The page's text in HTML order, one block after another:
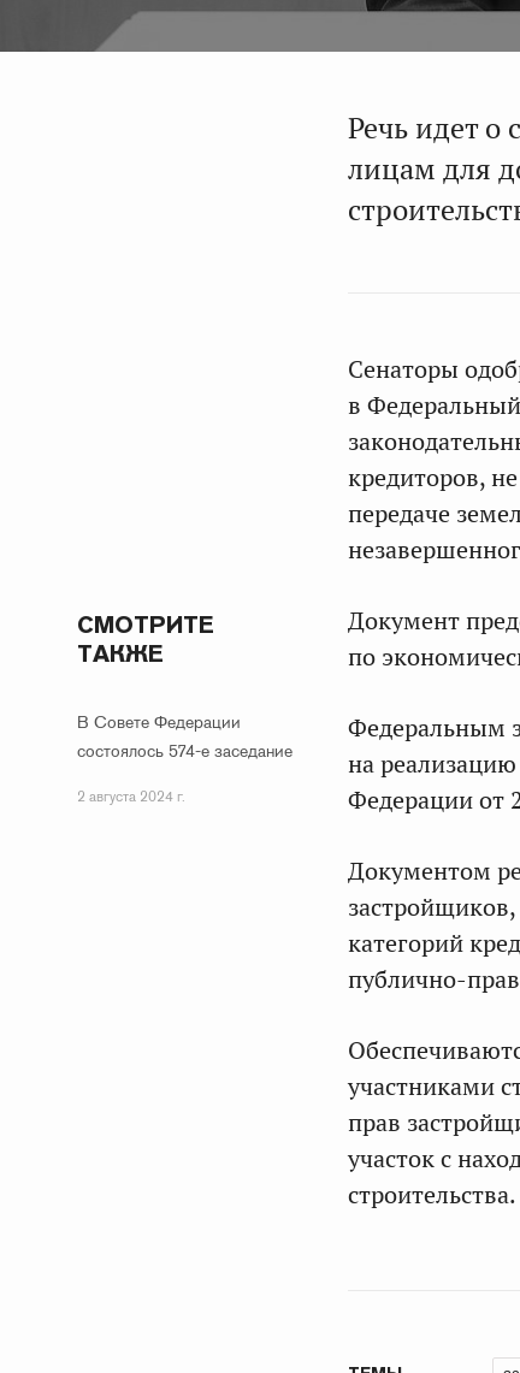
Речь идет о
лицам для
Сенаторы
в Федеральный
кредиторов,
передаче
СМОТРИТЕ
ТАКЖЕ
В Совете Федерации
состоялось 574-е заседание
2 августа 2024 г.
Документ
по
Федеральным
на
Федерации от
Документом
категорий
публично-
участниками
прав
участок с
строительства.